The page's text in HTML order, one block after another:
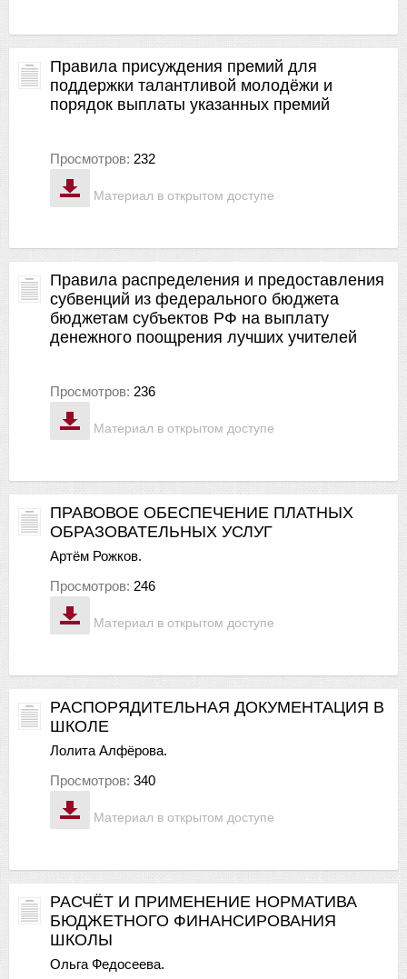
Материал в открытом доступе
Правила присуждения премий для
поддержки талантливой молодёжи и
порядок выплаты указанных премий
Просмотров: 232
Материал в открытом доступе
Правила распределения и предоставления
субвенций из федерального бюджета
бюджетам субъектов РФ на выплату
денежного поощрения лучших учителей
Просмотров: 236
Материал в открытом доступе
ПРАВОВОЕ ОБЕСПЕЧЕНИЕ ПЛАТНЫХ
ОБРАЗОВАТЕЛЬНЫХ УСЛУГ
Артём Рожков.
Просмотров: 246
Материал в открытом доступе
РАСПОРЯДИТЕЛЬНАЯ ДОКУМЕНТАЦИЯ В
ШКОЛЕ
Лолита Алфёрова.
Просмотров: 340
РАСЧЁТ И ПРИМЕНЕНИЕ НОРМАТИВА
БЮДЖЕТНОГО ФИНАНСИРОВАНИЯ
ШКОЛЫ
Ольга Федосеева.